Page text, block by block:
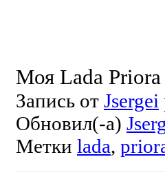
Моя Lada Priora
Запись от Jsergei
Обновил(-а)
Метки lada,